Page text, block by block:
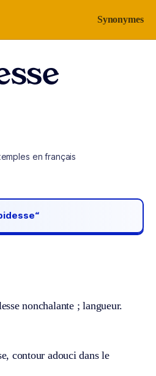
Synonymes
en français
nonchalante ; langueur.
contour adouci dans le